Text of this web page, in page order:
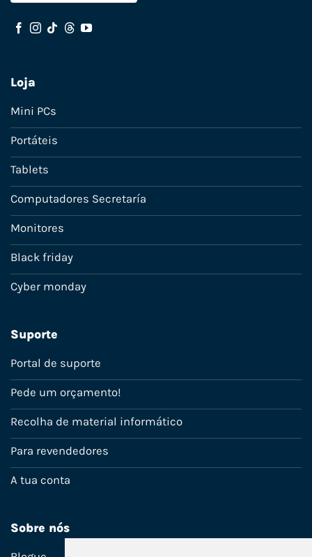
Loja
Mini PCs
Portáteis
Tablets
Computadores Secretaría
Monitores
Black friday
Cyber monday
Suporte
Portal de suporte
Pede um orçamento!
Recolha de material informático
Para revendedores
A tua conta
Sobre nós